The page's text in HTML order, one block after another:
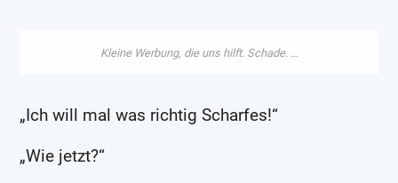
„Ich will mal was richtig Scharfes!“
„Wie jetzt?“